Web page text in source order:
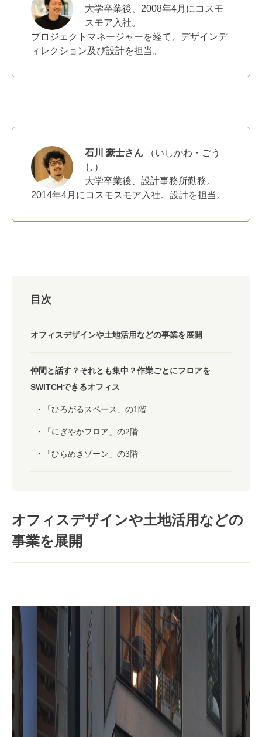
大学卒業後、2008年4月にコスモ
スモア入社。
プロジェクトマネージャーを経て、デザインデ
ィレクション及び設計を担当。
石川 豪士さん
（いしかわ・ごう
し）
大学卒業後、設計事務所勤務。
2014年4月にコスモスモア入社。設計を担当。
目次
オフィスデザインや土地活用などの事業を展開
仲間と話す？それとも集中？作業ごとにフロアを
SWITCHできるオフィス
「ひろがるスペース」の1階
「にぎやかフロア」の2階
「ひらめきゾーン」の3階
オフィスデザインや土地活用などの
事業を展開